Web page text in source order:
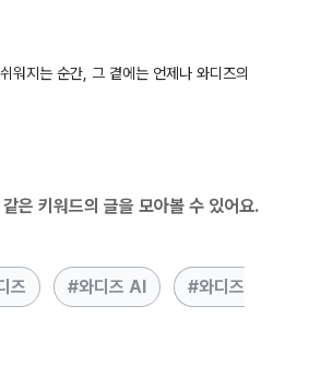
워지는 순간, 그 곁에는 언제나 와디즈의
은 키워드의 글을 모아볼 수 있어요.
즈 와디즈 AI 와디즈